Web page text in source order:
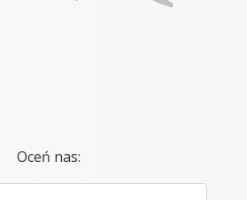
Oceń nas: